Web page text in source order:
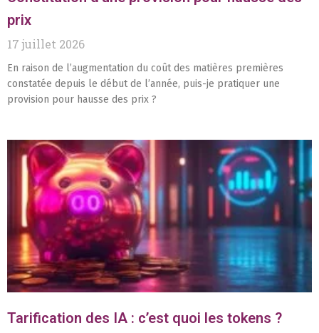
prix
17 juillet 2026
En raison de l’augmentation du coût des matières premières
constatée depuis le début de l’année, puis-je pratiquer une
provision pour hausse des prix ?
Tarification des IA : c’est quoi les tokens ?